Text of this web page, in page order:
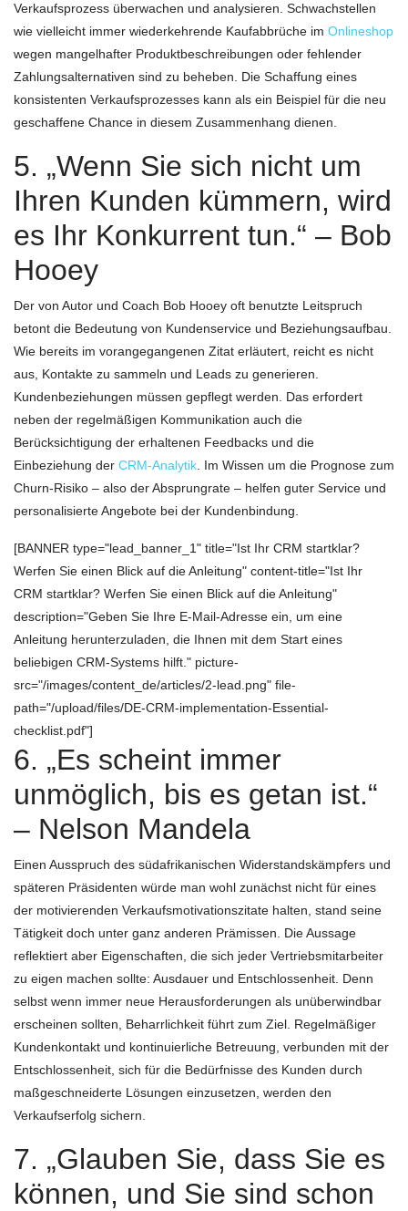
Verkaufsprozess überwachen und analysieren. Schwachstellen
wie vielleicht immer wiederkehrende Kaufabbrüche im Onlineshop
wegen mangelhafter Produktbeschreibungen oder fehlender
Zahlungsalternativen sind zu beheben. Die Schaffung eines
konsistenten Verkaufsprozesses kann als ein Beispiel für die neu
geschaffene Chance in diesem Zusammenhang dienen.
5. „Wenn Sie sich nicht um
Ihren Kunden kümmern, wird
es Ihr Konkurrent tun.“ – Bob
Hooey
Der von Autor und Coach Bob Hooey oft benutzte Leitspruch
betont die Bedeutung von Kundenservice und Beziehungsaufbau.
Wie bereits im vorangegangenen Zitat erläutert, reicht es nicht
aus, Kontakte zu sammeln und Leads zu generieren.
Kundenbeziehungen müssen gepflegt werden. Das erfordert
neben der regelmäßigen Kommunikation auch die
Berücksichtigung der erhaltenen Feedbacks und die
Einbeziehung der CRM-Analytik . Im Wissen um die Prognose zum
Churn-Risiko – also der Absprungrate – helfen guter Service und
personalisierte Angebote bei der Kundenbindung.
[BANNER type="lead_banner_1" title="Ist Ihr CRM startklar?
Werfen Sie einen Blick auf die Anleitung" content-title="Ist Ihr
CRM startklar? Werfen Sie einen Blick auf die Anleitung"
description="Geben Sie Ihre E-Mail-Adresse ein, um eine
Anleitung herunterzuladen, die Ihnen mit dem Start eines
beliebigen CRM-Systems hilft." picture-
src="/images/content_de/articles/2-lead.png" file-
path="/upload/files/DE-CRM-implementation-Essential-
checklist.pdf"]
6. „Es scheint immer
unmöglich, bis es getan ist.“
– Nelson Mandela
Einen Ausspruch des südafrikanischen Widerstandskämpfers und
späteren Präsidenten würde man wohl zunächst nicht für eines
der motivierenden Verkaufsmotivationszitate halten, stand seine
Tätigkeit doch unter ganz anderen Prämissen. Die Aussage
reflektiert aber Eigenschaften, die sich jeder Vertriebsmitarbeiter
zu eigen machen sollte: Ausdauer und Entschlossenheit. Denn
selbst wenn immer neue Herausforderungen als unüberwindbar
erscheinen sollten, Beharrlichkeit führt zum Ziel. Regelmäßiger
Kundenkontakt und kontinuierliche Betreuung, verbunden mit der
Entschlossenheit, sich für die Bedürfnisse des Kunden durch
maßgeschneiderte Lösungen einzusetzen, werden den
Verkaufserfolg sichern.
7. „Glauben Sie, dass Sie es
können, und Sie sind schon